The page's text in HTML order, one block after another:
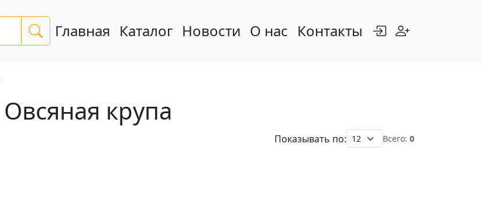
Главная Каталог Новости О нас Контакты
Овсяная крупа
Показывать по: Всего: 0